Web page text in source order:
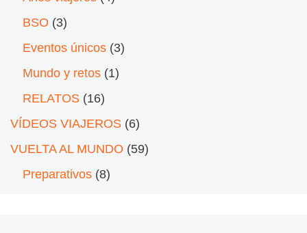
BSO (3)
Eventos únicos (3)
Mundo y retos (1)
RELATOS (16)
VÍDEOS VIAJEROS (6)
VUELTA AL MUNDO (59)
Preparativos (8)